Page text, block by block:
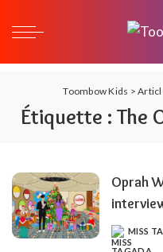
Toombow Kids >
Étiquette : The
Oprah
POSTED
BY
MISS